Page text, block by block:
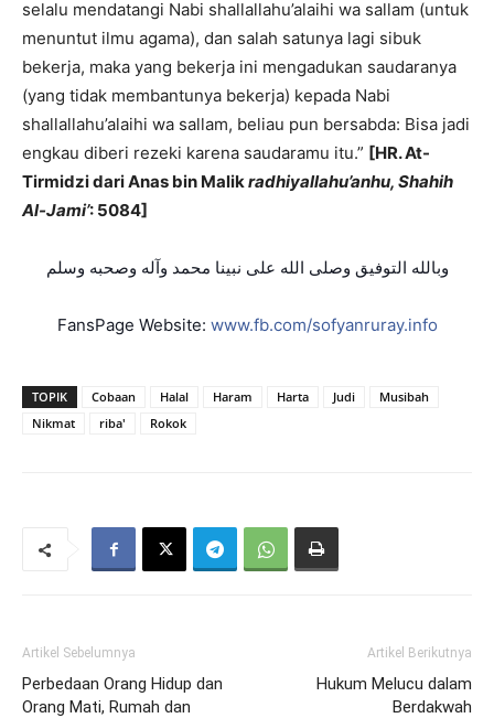
selalu mendatangi Nabi shallallahu’alaihi wa sallam (untuk
menuntut ilmu agama), dan salah satunya lagi sibuk
bekerja, maka yang bekerja ini mengadukan saudaranya
(yang tidak membantunya bekerja) kepada Nabi
shallallahu’alaihi wa sallam, beliau pun bersabda: Bisa jadi
engkau diberi rezeki karena saudaramu itu.” [HR. At-
Tirmidzi dari Anas bin Malikradhiyallahu’anhu, Shahih
Al-Jami’: 5084]
وبالله التوفيق وصلى الله على نبينا محمد وآله وصحبه وسلم
FansPage Website: www.fb.com/sofyanruray.info
TOPIK Cobaan Halal Haram Harta Judi
Musibah
Nikmat
riba' Rokok
Artikel Sebelumnya
Perbedaan Orang Hidup dan
Orang Mati, Rumah dan
Artikel Berikutnya
Hukum Melucu dalam
Berdakwah